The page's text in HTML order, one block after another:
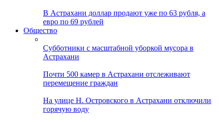
В Астрахани доллар продают уже по 63 рубля, а
евро по 69 рублей
Общество
Субботники с масштабной уборкой мусора в
Астрахани
Почти 500 камер в Астрахани отслеживают
перемещение граждан
На улице Н. Островского в Астрахани отключили
горячую воду